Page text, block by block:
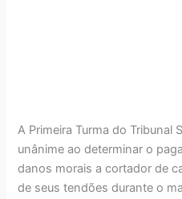
A Primeira Turma do Tribunal
unânime ao determinar o
danos morais a cortador de
de seus tendões durante o